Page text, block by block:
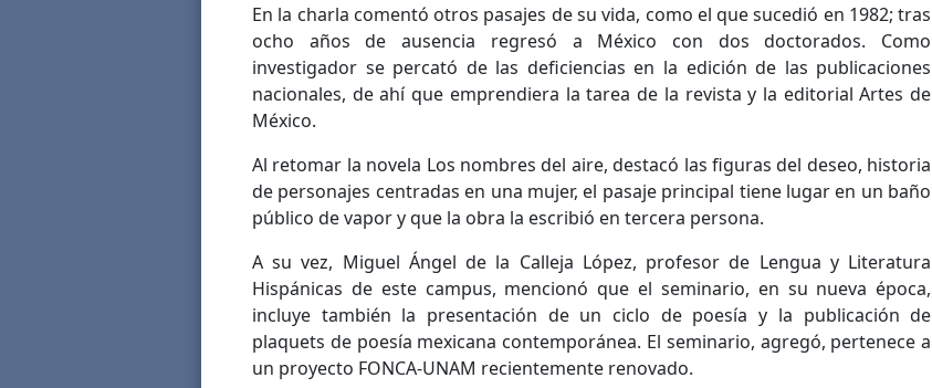
En la charla comentó otros pasajes de su vida, como el que sucedió en 1982; tras
ocho años de ausencia regresó a México con dos doctorados. Como
investigador se percató de las deficiencias en la edición de las publicaciones
nacionales, de ahí que emprendiera la tarea de la revista y la editorial Artes de
México.
Al retomar la novela Los nombres del aire, destacó las figuras del deseo, historia
de personajes centradas en una mujer, el pasaje principal tiene lugar en un baño
público de vapor y que la obra la escribió en tercera persona.
A su vez, Miguel Ángel de la Calleja López, profesor de Lengua y Literatura
Hispánicas de este campus, mencionó que el seminario, en su nueva época,
incluye también la presentación de un ciclo de poesía y la publicación de
plaquets de poesía mexicana contemporánea. El seminario, agregó, pertenece a
un proyecto FONCA-UNAM recientemente renovado.